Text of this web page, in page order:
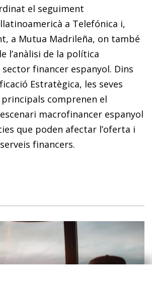
el seguiment
a Telefónica i,
a Mutua Madrileña, on també
l’anàlisi de la política
financer espanyol. Dins
Estratègica, les seves
principals comprenen el
macrofinancer espanyol
que poden afectar l’oferta i
financers.